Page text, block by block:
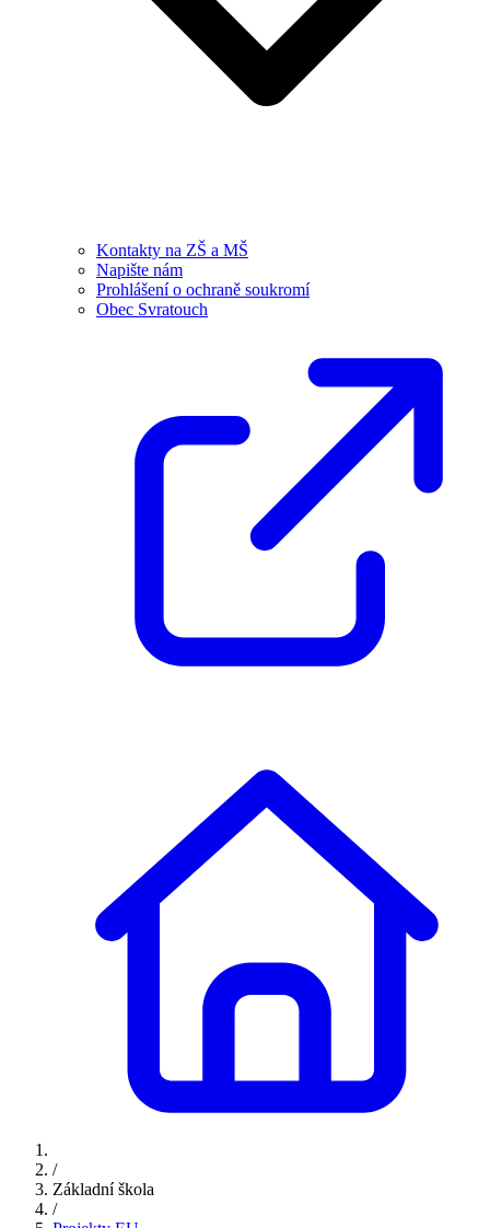
Kontakty na ZŠ a MŠ
Napište nám
Prohlášení o ochraně soukromí
Obec Svratouch
/
Základní škola
/